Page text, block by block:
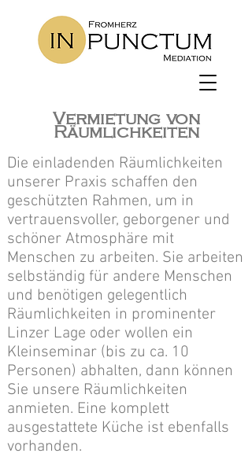
Vermietung von
Räumlichkeiten
Die einladenden Räumlichkeiten
unserer Praxis schaffen den
geschützten Rahmen, um in
vertrauensvoller, geborgener und
schöner Atmosphäre mit
Menschen zu arbeiten. Sie arbeiten
selbständig für andere Menschen
und benötigen gelegentlich
Räumlichkeiten in prominenter
Linzer Lage oder wollen ein
Kleinseminar (bis zu ca. 10
Personen) abhalten, dann können
Sie unsere Räumlichkeiten
anmieten. Eine komplett
ausgestattete Küche ist ebenfalls
vorhanden.